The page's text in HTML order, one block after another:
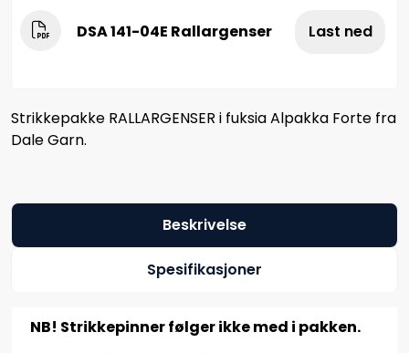
DSA 141-04E Rallargenser Last ned
Strikkepakke RALLARGENSER i fuksia Alpakka Forte fra
Dale Garn.
Beskrivelse
Spesifikasjoner
NB! Strikkepinner følger ikke med i pakken.